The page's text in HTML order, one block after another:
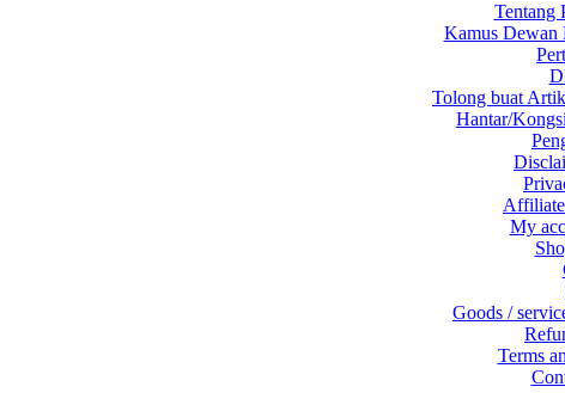
Tentang
Kamus Dewan
Tolong buat
Hantar/
My
Goods /
Terms